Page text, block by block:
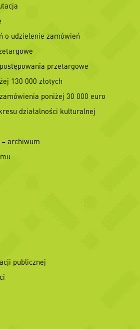
o udzielenie zamówień
przetargowe
130 000 złotych
poniżej 30 000 euro
działalności kulturalnej
– archiwum
publicznej